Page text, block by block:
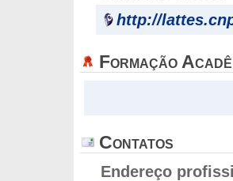
http://
Formação
Contatos
Endereço